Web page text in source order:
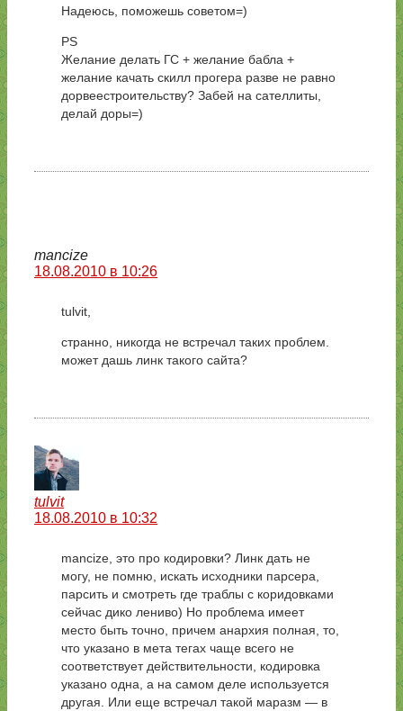
Надеюсь, поможешь советом=)
PS
Желание делать ГС + желание бабла +
желание качать скилл прогера разве не равно
дорвеестроительству? Забей на сателлиты,
делай доры=)
mancize
18.08.2010 в 10:26
tulvit,
странно, никогда не встречал таких проблем.
может дашь линк такого сайта?
tulvit
18.08.2010 в 10:32
mancize, это про кодировки? Линк дать не
могу, не помню, искать исходники парсера,
парсить и смотреть где траблы с коридовками
сейчас дико лениво) Но проблема имеет
место быть точно, причем анархия полная, то,
что указано в мета тегах чаще всего не
соответствует действительности, кодировка
указано одна, а на самом деле используется
другая. Или еще встречал такой маразм — в